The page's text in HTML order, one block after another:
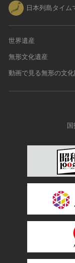
日本列島タイム
世界遺産
無形文化遺産
動画で見る無形の文